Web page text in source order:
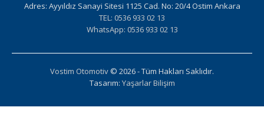
Adres: Ayyıldız Sanayi Sitesi 1125 Cad. No: 20/4 Ostim Ankara
TEL: 0536 933 02 13
WhatsApp: 0536 933 02 13
Vostim Otomotiv © 2026 - Tüm Hakları Saklıdır.
Tasarım: Yaşarlar Bilişim